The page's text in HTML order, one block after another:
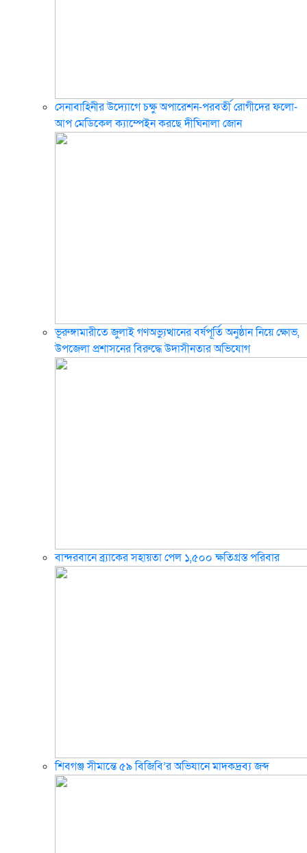
সেনাবাহিনীর উদ্যোগে চক্ষু অপারেশন-পরবর্তী রোগীদের ফলো-
আপ মেডিকেল ক্যাম্পেইন করছে দীঘিনালা জোন
ভূরুঙ্গামারীতে জুলাই গণঅভ্যুত্থানের বর্ষপূর্তি অনুষ্ঠান নিয়ে ক্ষোভ,
উপজেলা প্রশাসনের বিরুদ্ধে উদাসীনতার অভিযোগ
বান্দরবানে ব্র্যাকের সহায়তা পেল ১,৫০০ ক্ষতিগ্রস্ত পরিবার
শিবগঞ্জ সীমান্তে ৫৯ বিজিবি’র অভিযানে মাদকদ্রব্য জব্দ ​